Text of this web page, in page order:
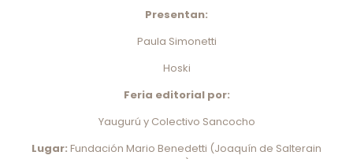
Presentan:
Paula Simonetti
Hoski
Feria editorial por:
Yaugurú y Colectivo Sancocho
Lugar: Fundación Mario Benedetti (Joaquín de Salterain